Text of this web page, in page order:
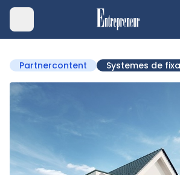
Partnercontent Systemes de